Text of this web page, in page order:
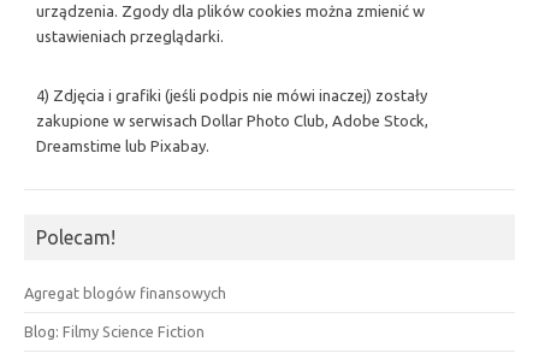
urządzenia. Zgody dla plików cookies można zmienić w
ustawieniach przeglądarki.
4) Zdjęcia i grafiki (jeśli podpis nie mówi inaczej) zostały
zakupione w serwisach Dollar Photo Club, Adobe Stock,
Dreamstime lub Pixabay.
Polecam!
Agregat blogów finansowych
Blog: Filmy Science Fiction